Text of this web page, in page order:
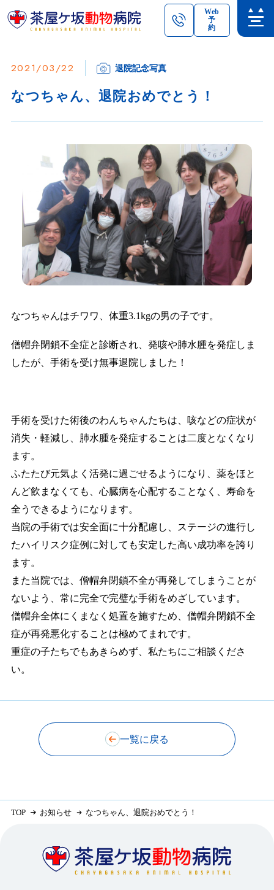
Web
予
約
2021/03/22 退院記念写真
なつちゃん、退院おめでとう！
なつちゃんはチワワ、体重3.1kgの男の子です。
僧帽弁閉鎖不全症と診断され、発咳や肺水腫を発症しま
したが、手術を受け無事退院しました！
手術を受けた術後のわんちゃんたちは、咳などの症状が
消失・軽減し、肺水腫を発症することは二度となくなり
ます。
ふたたび元気よく活発に過ごせるようになり、薬をほと
んど飲まなくても、心臓病を心配することなく、寿命を
全うできるようになります。
当院の手術では安全面に十分配慮し、ステージの進行し
たハイリスク症例に対しても安定した高い成功率を誇り
ます。
また当院では、僧帽弁閉鎖不全が再発してしまうことが
ないよう、常に完全で完璧な手術をめざしています。
僧帽弁全体にくまなく処置を施すため、僧帽弁閉鎖不全
症が再発悪化することは極めてまれです。
重症の子たちでもあきらめず、私たちにご相談くださ
い。
一覧に戻る
TOP お知らせ なつちゃん、退院おめでとう！